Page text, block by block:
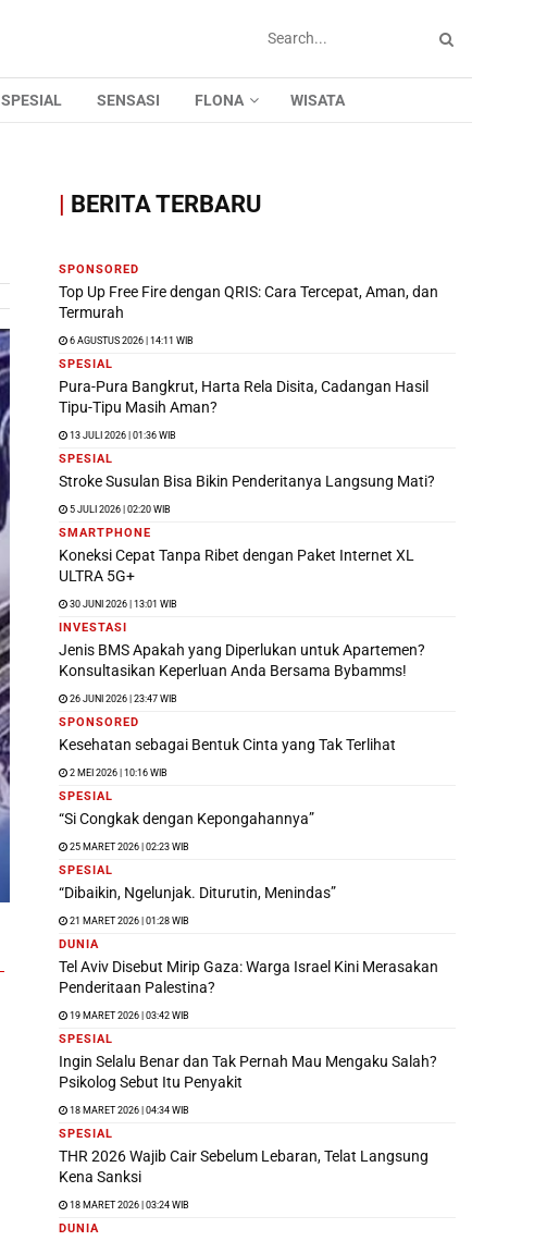
SPESIAL SENSASI FLONA WISATA
| BERITA TERBARU
SPONSORED
Top Up Free Fire dengan QRIS: Cara Tercepat, Aman, dan
Termurah
6 AGUSTUS 2026 | 14:11 WIB
SPESIAL
Pura-Pura Bangkrut, Harta Rela Disita, Cadangan Hasil
Tipu-Tipu Masih Aman?
13 JULI 2026 | 01:36 WIB
SPESIAL
Stroke Susulan Bisa Bikin Penderitanya Langsung Mati?
5 JULI 2026 | 02:20 WIB
SMARTPHONE
Koneksi Cepat Tanpa Ribet dengan Paket Internet XL
ULTRA 5G+
30 JUNI 2026 | 13:01 WIB
INVESTASI
Jenis BMS Apakah yang Diperlukan untuk Apartemen?
Konsultasikan Keperluan Anda Bersama Bybamms!
26 JUNI 2026 | 23:47 WIB
SPONSORED
Kesehatan sebagai Bentuk Cinta yang Tak Terlihat
2 MEI 2026 | 10:16 WIB
SPESIAL
“Si Congkak dengan Kepongahannya”
25 MARET 2026 | 02:23 WIB
SPESIAL
“Dibaikin, Ngelunjak. Diturutin, Menindas”
21 MARET 2026 | 01:28 WIB
DUNIA
Tel Aviv Disebut Mirip Gaza: Warga Israel Kini Merasakan
Penderitaan Palestina?
19 MARET 2026 | 03:42 WIB
SPESIAL
Ingin Selalu Benar dan Tak Pernah Mau Mengaku Salah?
Psikolog Sebut Itu Penyakit
18 MARET 2026 | 04:34 WIB
SPESIAL
THR 2026 Wajib Cair Sebelum Lebaran, Telat Langsung
Kena Sanksi
18 MARET 2026 | 03:24 WIB
DUNIA